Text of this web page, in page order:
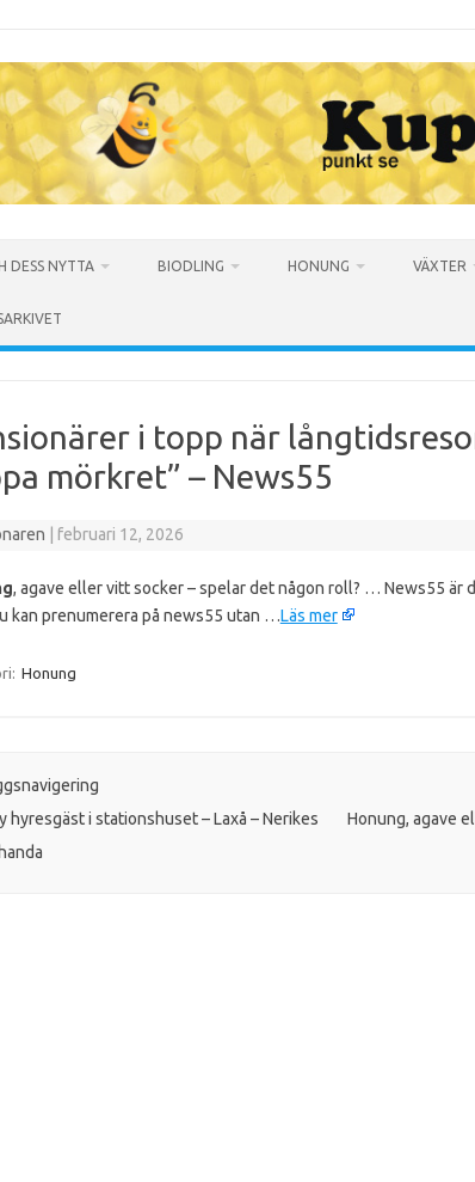
DESS NYTTA BIODLING HONUNG VÄXTER
i topp när
mörkret” – News55
februari 12, 2026
, agave eller vitt socker – spelar det någon roll? … News55 är
kan prenumerera på news55 utan …Läs mer
Honung
hyresgäst i stationshuset – Laxå – Nerikes
Honung, agave